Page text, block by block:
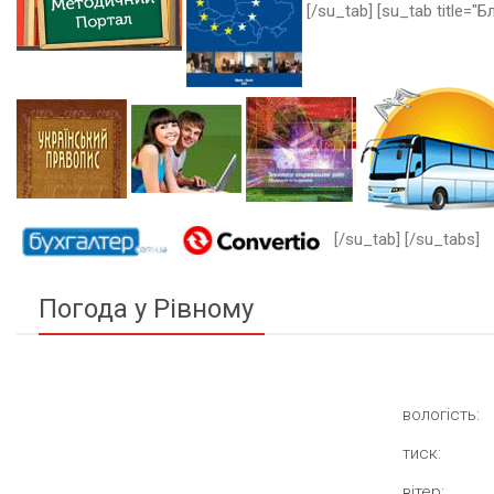
[/su_tab] [su_tab
[/su_tab] [/su_tabs]
Погода у Рівному
вологість:
тиск: